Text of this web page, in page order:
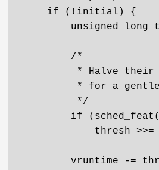
    if (!initial) {
unsigned long
        /*
* Halve
* for a
         */
if
thresh >>=
vruntime -=